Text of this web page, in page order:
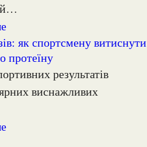
протеїну
виснажливих